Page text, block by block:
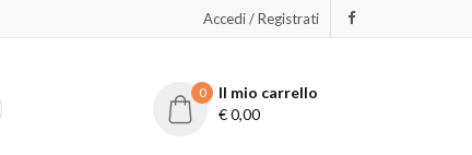
Accedi / Registrati
0
Il mio carrello
€0,00